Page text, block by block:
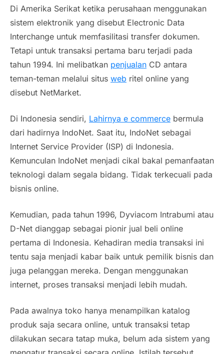
Di Amerika Serikat ketika perusahaan menggunakan
sistem elektronik yang disebut Electronic Data
Interchange untuk memfasilitasi transfer dokumen.
Tetapi untuk transaksi pertama baru terjadi pada
tahun 1994. Ini melibatkan penjualan CD antara
teman-teman melalui situs web ritel online yang
disebut NetMarket.
Di Indonesia sendiri, Lahirnya e commerce bermula
dari hadirnya IndoNet. Saat itu, IndoNet sebagai
Internet Service Provider (ISP) di Indonesia.
Kemunculan IndoNet menjadi cikal bakal pemanfaatan
teknologi dalam segala bidang. Tidak terkecuali pada
bisnis online.
Kemudian, pada tahun 1996, Dyviacom Intrabumi atau
D-Net dianggap sebagai pionir jual beli online
pertama di Indonesia. Kehadiran media transaksi ini
tentu saja menjadi kabar baik untuk pemilik bisnis dan
juga pelanggan mereka. Dengan menggunakan
internet, proses transaksi menjadi lebih mudah.
Pada awalnya toko hanya menampilkan katalog
produk saja secara online, untuk transaksi tetap
dilakukan secara tatap muka, belum ada sistem yang